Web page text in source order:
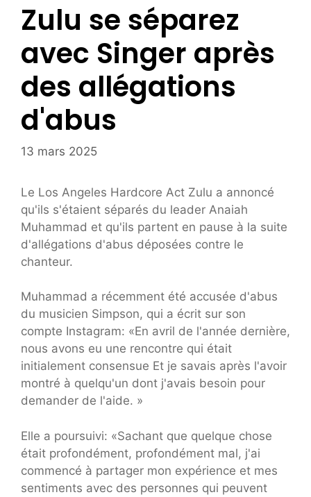
Zulu se séparez
avec Singer après
des allégations
d'abus
13 mars 2025
Le Los Angeles Hardcore Act Zulu a annoncé
qu'ils s'étaient séparés du leader Anaiah
Muhammad et qu'ils partent en pause à la suite
d'allégations d'abus déposées contre le
chanteur.
Muhammad a récemment été accusée d'abus
du musicien Simpson, qui a écrit sur son
compte Instagram: «En avril de l'année dernière,
nous avons eu une rencontre qui était
initialement consensue Et je savais après l'avoir
montré à quelqu'un dont j'avais besoin pour
demander de l'aide. »
Elle a poursuivi: «Sachant que quelque chose
était profondément, profondément mal, j'ai
commencé à partager mon expérience et mes
sentiments avec des personnes qui peuvent